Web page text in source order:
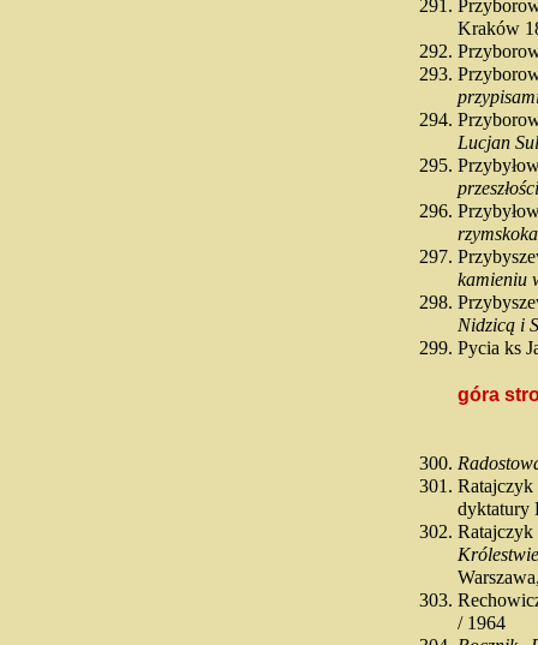
Kraków
Lucjan
kamieniu
Nidzicą i
Pycia ks
góra
dyktatury
/ 1964